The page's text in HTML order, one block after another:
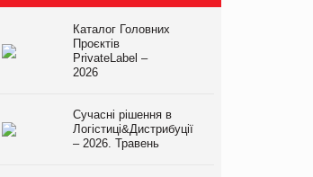
Каталог Головних
Проєктів
PrivateLabel –
2026
Сучасні рішення в
Логістиці&Дистрибуції
– 2026. Травень